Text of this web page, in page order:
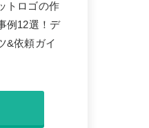
例文付き】お礼の
紙の書き方マナー
め人気代筆者5選
トロゴの作
例12選！デ
&依頼ガイ